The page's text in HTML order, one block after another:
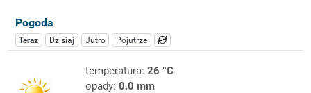
Pogoda
Teraz Dzisiaj Jutro Pojutrze
temperatura: 26 °C
opady: 0.0 mm